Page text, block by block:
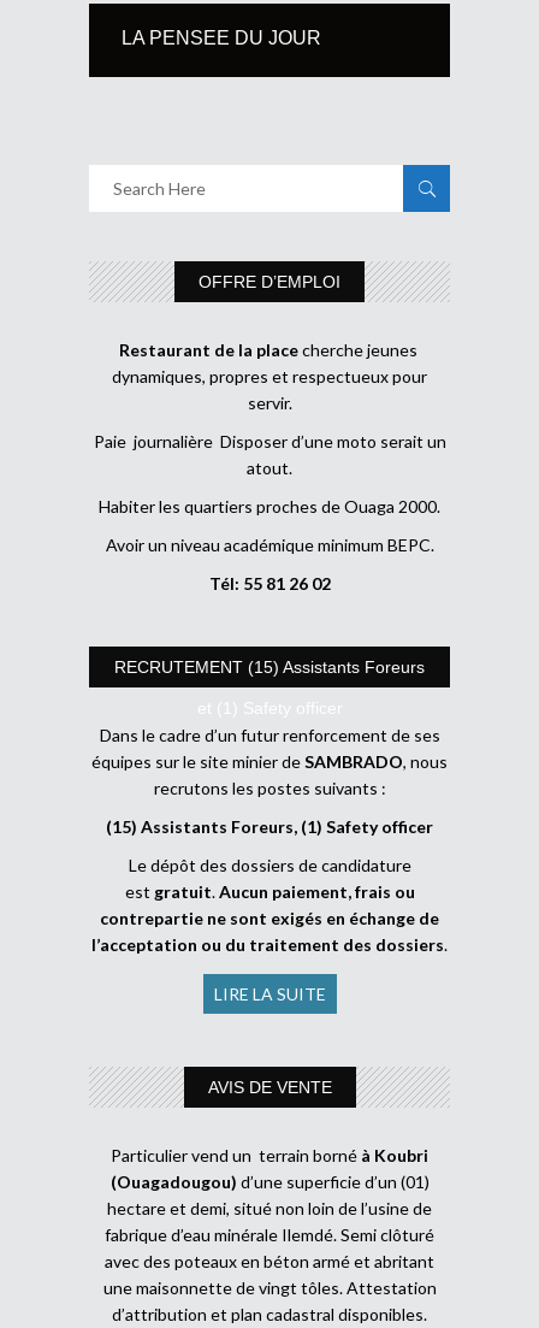
LA PENSEE DU JOUR
OFFRE D’EMPLOI
Restaurant de la placecherche jeunes
dynamiques, propres et respectueux pour
servir.
Paie journalière Disposer d’une moto serait un
atout.
Habiter les quartiers proches de Ouaga 2000.
Avoir un niveau académique minimum BEPC.
Tél: 55 81 26 02
RECRUTEMENT (15) Assistants Foreurs
et (1) Safety officer
Dans le cadre d’un futur renforcement de ses
équipes sur le site minier deSAMBRADO, nous
recrutons les postes suivants :
(15) Assistants Foreurs, (1) Safety officer
Le dépôt des dossiers de candidature
est gratuit.Aucun paiement, frais ou
contrepartie ne sont exigés en échange de
l’acceptation ou du traitement des dossiers.
LIRE LA SUITE
AVIS DE VENTE
Particulier vend un terrain borné à Koubri
(Ouagadougou) d’une superficie d’un (01)
hectare et demi, situé non loin de l’usine de
fabrique d’eau minérale Ilemdé. Semi clôturé
avec des poteaux en béton armé et abritant
une maisonnette de vingt tôles. Attestation
d’attribution et plan cadastral disponibles.